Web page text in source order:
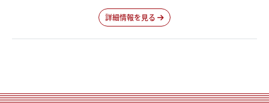
詳細情報を見る